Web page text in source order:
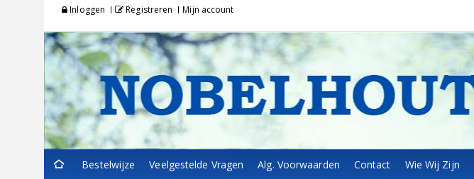
Inloggen Registreren Mijn account
Bestelwijze Veelgestelde Vragen Alg. Voorwaarden Contact Wie Wij Zijn